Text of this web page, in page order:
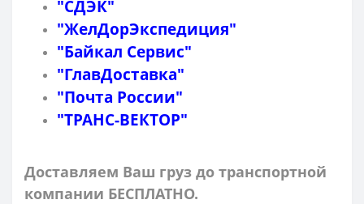
"СДЭК"
"ЖелДорЭкспедиция"
"Байкал Сервис"
"ГлавДоставка"
"Почта России"
"ТРАНС-ВЕКТОР"
Доставляем Ваш груз до транспортной
компании БЕСПЛАТНО.